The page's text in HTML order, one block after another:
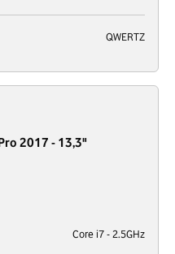
QWERTZ
2017 - 13,3"
Core i7 - 2.5GHz